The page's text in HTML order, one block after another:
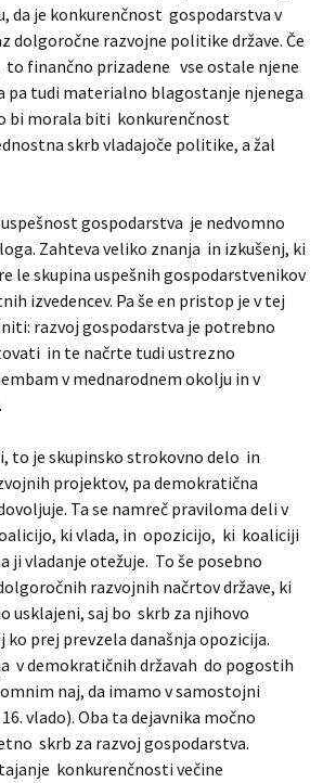
da je konkurenčnost gospodarstva v
dolgoročne razvojne politike države. Če
to finančno prizadene vse ostale njene
pa tudi materialno blagostanje njenega
bi morala biti konkurenčnost
skrb vladajoče politike, a žal
gospodarstva je nedvomno
Zahteva veliko znanja in izkušenj, ki
le skupina uspešnih gospodarstvenikov
izvedencev. Pa še en pristop je v tej
razvoj gospodarstva je potrebno
in te načrte tudi ustrezno
v mednarodnem okolju in v
to je skupinsko strokovno delo in
projektov, pa demokratična
Ta se namreč praviloma deli v
ki vlada, in opozicijo, ki koaliciji
ji vladanje otežuje. To še posebno
razvojnih načrtov države, ki
usklajeni, saj bo skrb za njihovo
ko prej prevzela današnja opozicija.
v demokratičnih državah do pogostih
naj, da imamo v samostojni
vlado). Oba ta dejavnika močno
skrb za razvoj gospodarstva.
konkurenčnosti večine